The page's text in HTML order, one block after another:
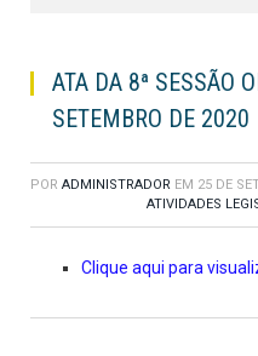
ATA DA 8ª SESSÃO
SETEMBRO DE 2020
POR ADMINISTRADOR EM 25 DE
ATIVIDADES
Clique aqui para